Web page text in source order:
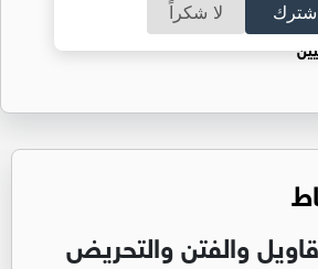
لا شكراً
حين يتحول الغاز إلى فرص عمل
والفتن والتحريض